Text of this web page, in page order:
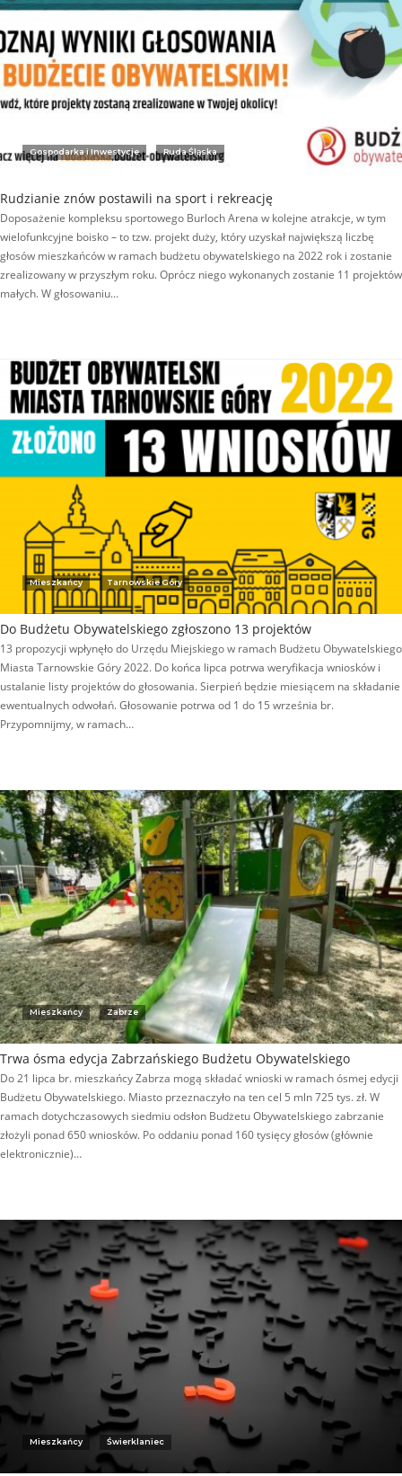
Gospodarka i Inwestycje Ruda Śląska
Rudzianie znów postawili na sport i rekreację
Doposażenie kompleksu sportowego Burloch Arena w kolejne atrakcje, w tym
wielofunkcyjne boisko – to tzw. projekt duży, który uzyskał największą liczbę
głosów mieszkańców w ramach budżetu obywatelskiego na 2022 rok i zostanie
zrealizowany w przyszłym roku. Oprócz niego wykonanych zostanie 11 projektów
małych. W głosowaniu…
Mieszkańcy Tarnowskie Góry
Do Budżetu Obywatelskiego zgłoszono 13 projektów
13 propozycji wpłynęło do Urzędu Miejskiego w ramach Budżetu Obywatelskiego
Miasta Tarnowskie Góry 2022. Do końca lipca potrwa weryfikacja wniosków i
ustalanie listy projektów do głosowania. Sierpień będzie miesiącem na składanie
ewentualnych odwołań. Głosowanie potrwa od 1 do 15 września br.
Przypomnijmy, w ramach…
Mieszkańcy Zabrze
Trwa ósma edycja Zabrzańskiego Budżetu Obywatelskiego
Do 21 lipca br. mieszkańcy Zabrza mogą składać wnioski w ramach ósmej edycji
Budżetu Obywatelskiego. Miasto przeznaczyło na ten cel 5 mln 725 tys. zł. W
ramach dotychczasowych siedmiu odsłon Budżetu Obywatelskiego zabrzanie
złożyli ponad 650 wniosków. Po oddaniu ponad 160 tysięcy głosów (głównie
elektronicznie)…
Mieszkańcy Świerklaniec